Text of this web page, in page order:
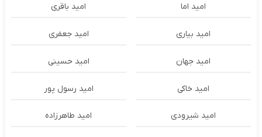
امید اما امید باقری
امید بیاری امید جعفری
امید جهان امید حسینی
امید خاکی امید رسول پور
امید شیرودی امید طاهرزاده